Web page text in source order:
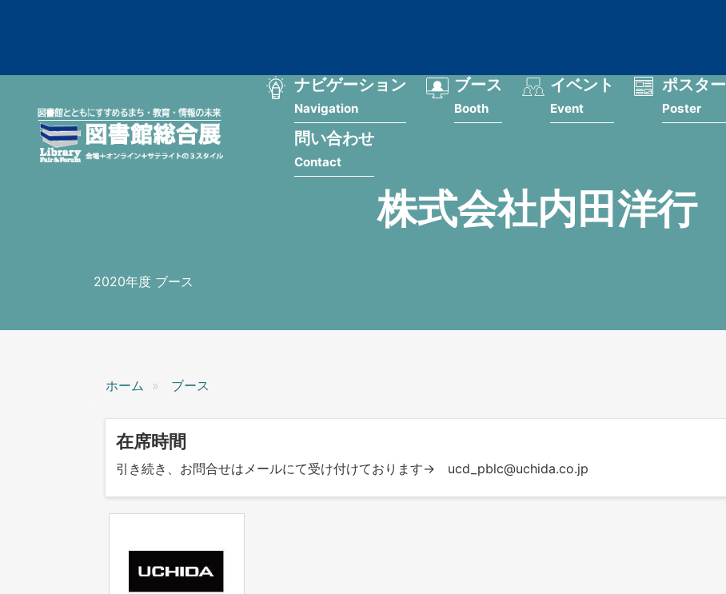
ン
ー
ザ
メ
ョ
ナビゲーション
Navigation
ブース
Booth
イベント
Event
ポスター
Poster
問い合わせ
Contact
株式会社内田洋行
2020年度 ブース
ホーム ブース
在席時間
引き続き、お問合せはメールにて受け付けております→ ucd_pblc@uchida.co.jp